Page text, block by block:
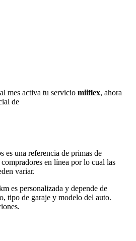
mes activa tu servicio miiflex, ahora
de
es una referencia de primas de
en línea por lo cual las
variar.
es personalizada y depende de
tipo de garaje y modelo del auto.